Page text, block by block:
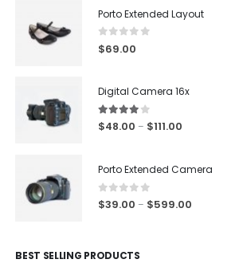
Porto Extended Layout
0 out of 5
$69.00
Digital Camera 16x
4.00out of 5
$48.00 – $111.00
Porto Extended Camera
0out of 5
$39.00 – $599.00
BEST SELLING PRODUCTS